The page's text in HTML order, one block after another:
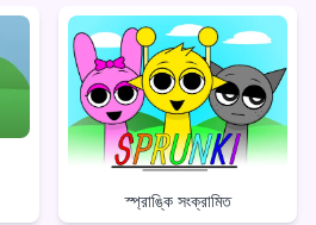
স্প্রাঙ্কি সংক্রামিত